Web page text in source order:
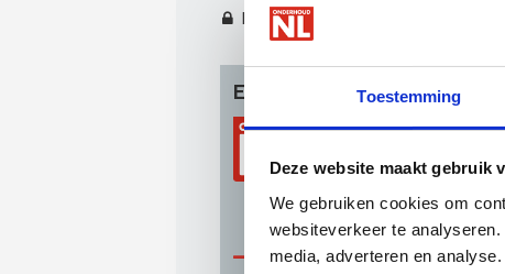
Toestemming
Deze website maakt gebruik
We gebruiken cookies om
websiteverkeer te
media, adverteren en
Download onze
Exclusief voor leden
Het OnderhoudNL-
gratis voor leden.
gebruikmaken van
Meer info over lid worden